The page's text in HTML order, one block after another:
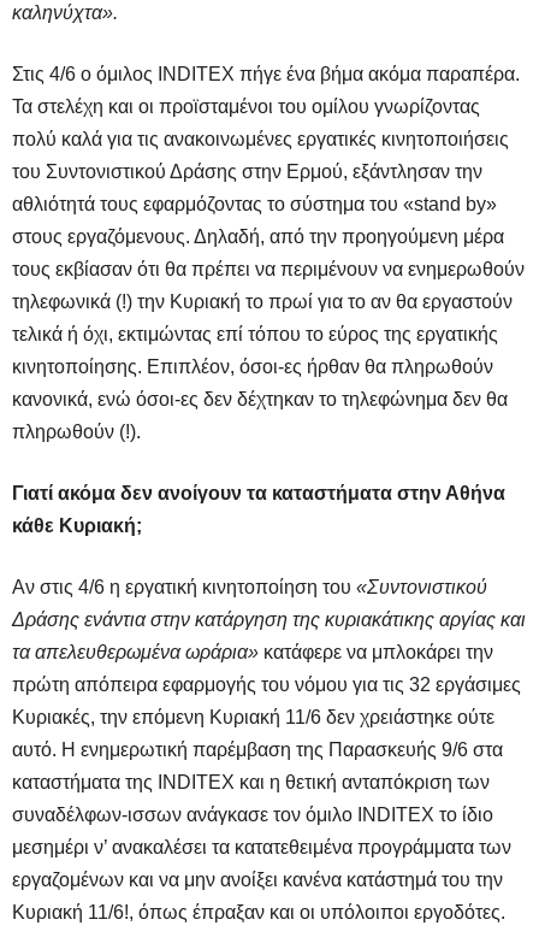
καληνύχτα».
Στις 4/6 ο όμιλος INDITEX πήγε ένα βήμα ακόμα παραπέρα.
Τα στελέχη και οι προϊσταμένοι του ομίλου γνωρίζοντας
πολύ καλά για τις ανακοινωμένες εργατικές κινητοποιήσεις
του Συντονιστικού Δράσης στην Ερμού, εξάντλησαν την
αθλιότητά τους εφαρμόζοντας το σύστημα του «stand by»
στους εργαζόμενους. Δηλαδή, από την προηγούμενη μέρα
τους εκβίασαν ότι θα πρέπει να περιμένουν να ενημερωθούν
τηλεφωνικά (!) την Κυριακή το πρωί για το αν θα εργαστούν
τελικά ή όχι, εκτιμώντας επί τόπου το εύρος της εργατικής
κινητοποίησης. Επιπλέον, όσοι-ες ήρθαν θα πληρωθούν
κανονικά, ενώ όσοι-ες δεν δέχτηκαν το τηλεφώνημα δεν θα
πληρωθούν (!).
Γιατί ακόμα δεν ανοίγουν τα καταστήματα στην Αθήνα
κάθε Κυριακή;
Αν στις 4/6 η εργατική κινητοποίηση του «Συντονιστικού
Δράσης ενάντια στην κατάργηση της κυριακάτικης αργίας και
τα απελευθερωμένα ωράρια» κατάφερε να μπλοκάρει την
πρώτη απόπειρα εφαρμογής του νόμου για τις 32 εργάσιμες
Κυριακές, την επόμενη Κυριακή 11/6 δεν χρειάστηκε ούτε
αυτό. Η ενημερωτική παρέμβαση της Παρασκευής 9/6 στα
καταστήματα της INDITEX και η θετική ανταπόκριση των
συναδέλφων-ισσων ανάγκασε τον όμιλο INDITEX το ίδιο
μεσημέρι ν’ ανακαλέσει τα κατατεθειμένα προγράμματα των
εργαζομένων και να μην ανοίξει κανένα κατάστημά του την
Κυριακή 11/6!, όπως έπραξαν και οι υπόλοιποι εργοδότες.